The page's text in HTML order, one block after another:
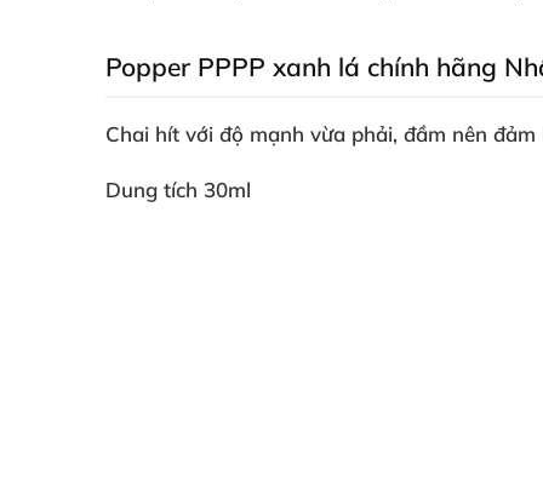
Popper PPPP xanh lá chính hãng
Chai hít với độ mạnh vừa phải, đầm nên
Dung tích 30ml